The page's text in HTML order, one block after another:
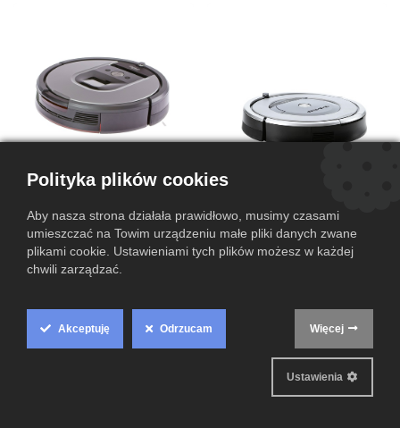
iRobot Roomba 960 to
inteligentny robot sprzątający,
który zadba o czystość
Twojego domu bez wysiłku.
Dzięki zaawansowanej
zabrudzenia z różnych
powierzchni. To idealne
599,00zł
iRobot Roomba 860
469,00
Cookie
Polityka plików cookies
Aby nasza strona działała prawidłowo, musimy czasami
umieszczać na Towim urządzeniu małe pliki danych zwane
plikami cookie. Ustawieniami tych plików możesz w każdej
chwili zarządzać.
Akceptuję Odrzucam Więcej
Ustawienia